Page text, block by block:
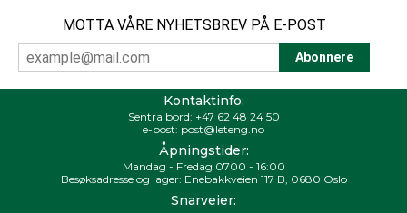
MOTTA VÅRE NYHETSBREV PÅ E-POST
Kontaktinfo:
Sentralbord: +47 62 48 24 50
e-post: post@leteng.no
Åpningstider:
Mandag - Fredag 0700 - 16:00
Besøksadresse og lager: Enebakkveien 117 B, 0680 Oslo
Snarveier: